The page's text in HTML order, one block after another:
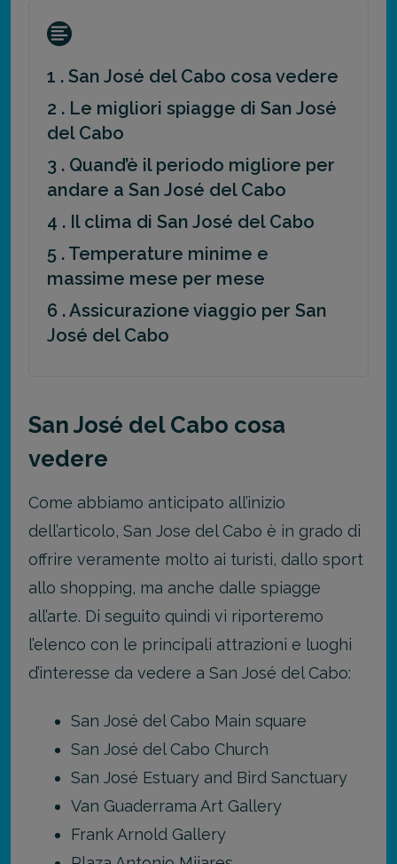
1 . San José del Cabo cosa vedere
2 . Le migliori spiagge di San José
del Cabo
3 . Quand’è il periodo migliore per
andare a San José del Cabo
4 . Il clima di San José del Cabo
5 . Temperature minime e
massime mese per mese
6 . Assicurazione viaggio per San
José del Cabo
San José del Cabo cosa
vedere
Come abbiamo anticipato all’inizio
dell’articolo, San Jose del Cabo è in grado di
offrire veramente molto ai turisti, dallo sport
allo shopping, ma anche dalle spiagge
all’arte. Di seguito quindi vi riporteremo
l’elenco con le principali attrazioni e luoghi
d’interesse da vedere a San José del Cabo:
San José del Cabo Main square
San José del Cabo Church
San José Estuary and Bird Sanctuary
Van Guaderrama Art Gallery
Frank Arnold Gallery